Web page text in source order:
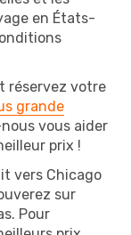
en États-
réservez votre
grande
vous aider
prix !
vers Chicago
sur
Pour